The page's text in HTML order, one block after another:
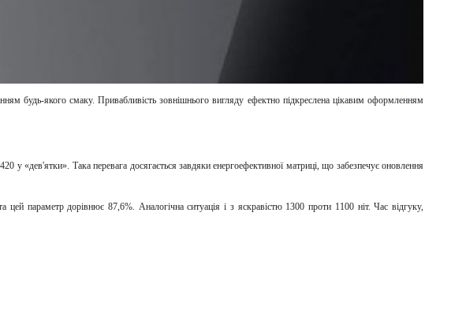
будь-якого смаку. Привабливість зовнішнього вигляду ефектно підкреслена цікавим оформленням
у «дев'ятки». Така перевага досягається завдяки енергоефективної матриці, що забезпечує оновлення
параметр дорівнює 87,6%. Аналогічна ситуація і з яскравістю 1300 проти 1100 ніт. Час відгуку,